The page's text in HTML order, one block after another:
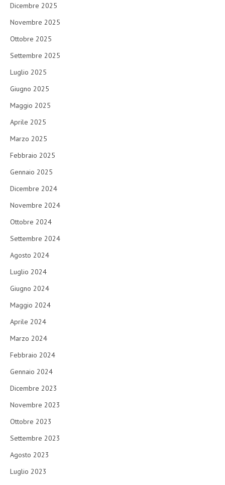
Dicembre 2025
Novembre 2025
Ottobre 2025
Settembre 2025
Luglio 2025
Giugno 2025
Maggio 2025
Aprile 2025
Marzo 2025
Febbraio 2025
Gennaio 2025
Dicembre 2024
Novembre 2024
Ottobre 2024
Settembre 2024
Agosto 2024
Luglio 2024
Giugno 2024
Maggio 2024
Aprile 2024
Marzo 2024
Febbraio 2024
Gennaio 2024
Dicembre 2023
Novembre 2023
Ottobre 2023
Settembre 2023
Agosto 2023
Luglio 2023